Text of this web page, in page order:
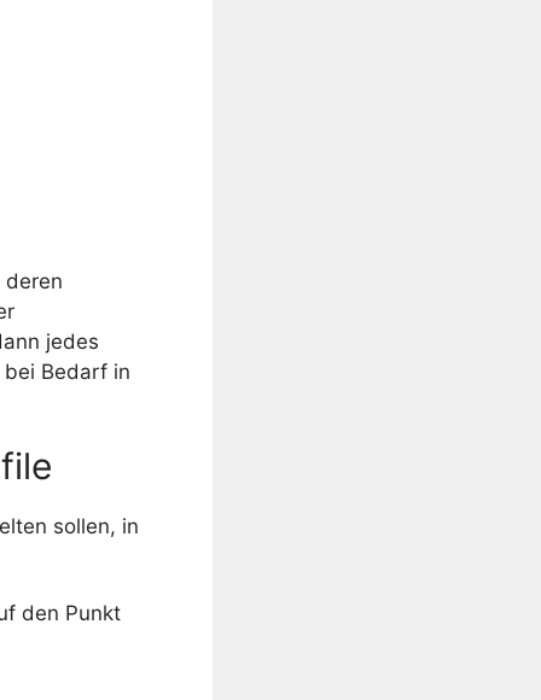
deren
jedes
Bedarf in
sollen, in
den Punkt